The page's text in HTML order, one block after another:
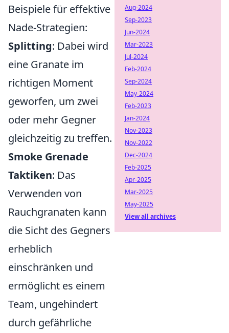
Beispiele für effektive
Nade-Strategien:
Splitting: Dabei wird
eine Granate im
richtigen Moment
geworfen, um zwei
oder mehr Gegner
gleichzeitig zu treffen.
Smoke Grenade
Taktiken: Das
Verwenden von
Rauchgranaten kann
die Sicht des Gegners
erheblich
einschränken und
ermöglicht es einem
Team, ungehindert
durch gefährliche
Aug-2024
Sep-2023
Jun-2024
Mar-2023
Jul-2024
Feb-2024
Sep-2024
May-2024
Feb-2023
Jan-2024
Nov-2023
Nov-2022
Dec-2024
Feb-2025
Apr-2025
Mar-2025
May-2025
View all archives